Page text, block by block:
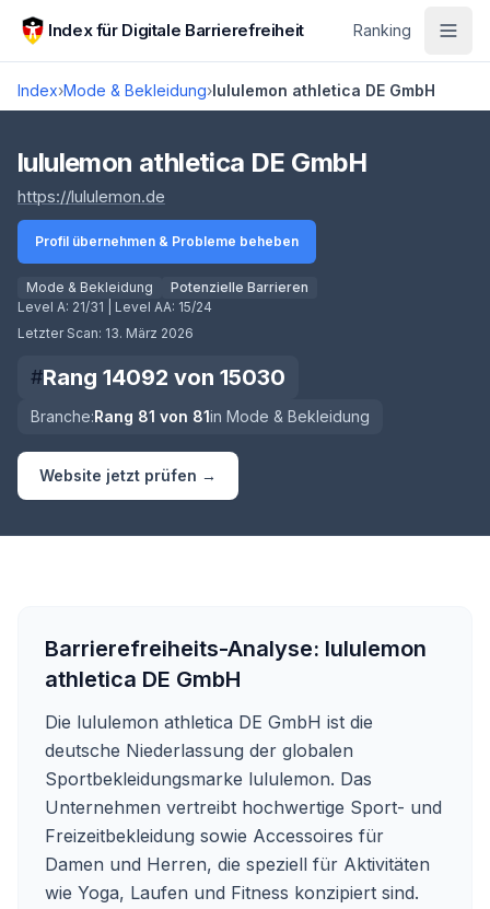
Zum Hauptinhalt springen
Index für Digitale Barrierefreiheit Ranking
Index›Mode & Bekleidung›lululemon athletica DE GmbH
Score lädt
lululemon athletica DE GmbH
https://lululemon.de
Profil übernehmen & Probleme beheben
Mode & Bekleidung
Potenzielle Barrieren
Level A: 21/31 | Level AA: 15/24
Letzter Scan: 13. März 2026
#Rang 14092 von 15030
Branche:Rang 81 von 81in Mode & Bekleidung
Website jetzt prüfen →
Barrierefreiheits-Analyse: lululemon
athletica DE GmbH
Die lululemon athletica DE GmbH ist die
deutsche Niederlassung der globalen
Sportbekleidungsmarke lululemon. Das
Unternehmen vertreibt hochwertige Sport- und
Freizeitbekleidung sowie Accessoires für
Damen und Herren, die speziell für Aktivitäten
wie Yoga, Laufen und Fitness konzipiert sind.